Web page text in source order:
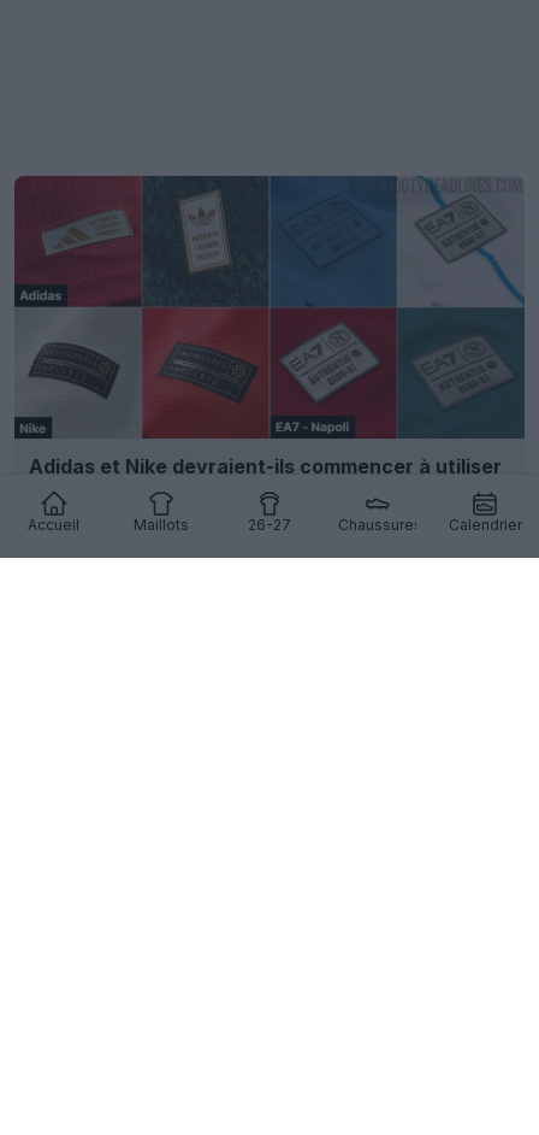
Accueil Maillots 26-27 Chaussures Calendrier
Adidas et Nike devraient-ils commencer à utiliser
des badges d'authenticité scannables ?
10 3.7K